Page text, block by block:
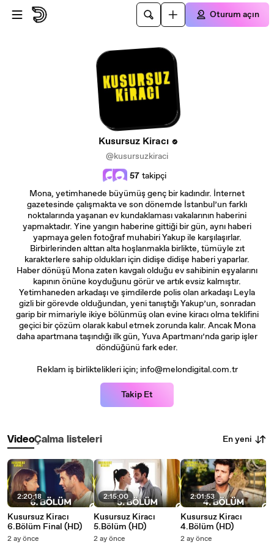
Ana içeriğe atla
Oturum açın
Kusursuz Kiracı
@kusursuzkiraci
57 takipçi
Mona, yetimhanede büyümüş genç bir kadındır. İnternet
gazetesinde çalışmakta ve son dönemde İstanbul’un farklı
noktalarında yaşanan ev kundaklaması vakalarının haberini
yapmaktadır. Yine yangın haberine gittiği bir gün, aynı haberi
yapmaya gelen fotoğraf muhabiri Yakup ile karşılaşırlar.
Birbirlerinden alttan alta hoşlanmakla birlikte, tümüyle zıt
karakterlere sahip oldukları için didişe didişe haberi yaparlar.
Haber dönüşü Mona zaten kavgalı olduğu ev sahibinin eşyalarını
kapının önüne koyduğunu görür ve artık evsiz kalmıştır.
Yetimhaneden arkadaşı ve şimdilerde polis olan arkadaşı Leyla
gizli bir görevde olduğundan, yeni tanıştığı Yakup’un, sonradan
garip bir mimariyle ikiye bölünmüş olan evine kiracı olma teklifini
geçici bir çözüm olarak kabul etmek zorunda kalır. Ancak Mona
daha apartmana taşındığı ilk gün, Yuva Apartmanı’nda garip işler
döndüğünü fark eder.
Reklam iş birliktelikleri için; info@melondigital.com.tr
Takip Et
VideoÇalma listeleri En yeni
2:20:18
Kusursuz Kiracı
6.Bölüm Final (HD)
2 ay önce
2:15:00
Kusursuz Kiracı
5.Bölüm (HD)
2 ay önce
2:01:53
Kusursuz Kiracı
4.Bölüm (HD)
2 ay önce